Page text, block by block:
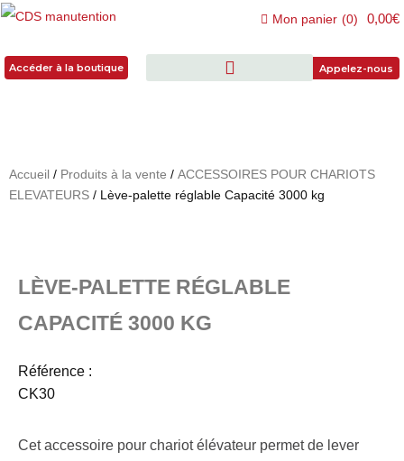
Accéder à la boutique
Mon panier (0) 0,00€
Appelez-nous
Accueil / Produits à la vente / ACCESSOIRES POUR CHARIOTS
ELEVATEURS / Lève-palette réglable Capacité 3000 kg
LÈVE-PALETTE RÉGLABLE
CAPACITÉ 3000 KG
Référence :
CK30
Cet accessoire pour chariot élévateur permet de lever